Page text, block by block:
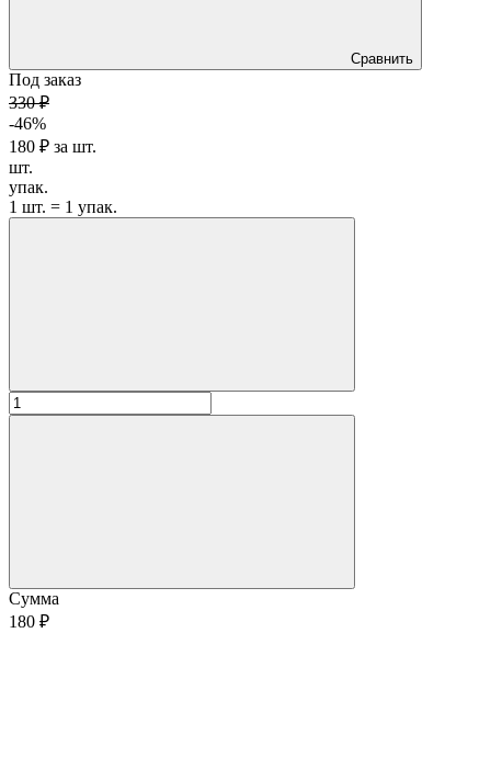
Сравнить
Под заказ
330 ₽
-46%
180 ₽ за шт.
шт.
упак.
1 шт. = 1 упак.
Сумма
180 ₽